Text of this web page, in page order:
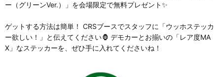
ー（グリーンVer.）」を会場限定で無料プレゼント✨
ゲットする方法は簡単！ CRSブースでスタッフに「ウッホステッカ
ー欲しい！」と伝えてください🦍 デモカーとお揃いの「レア度MA
X」なステッカーを、ぜひ手に入れてくださいね！